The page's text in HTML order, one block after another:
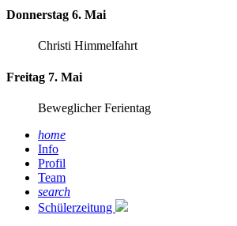
Donnerstag 6. Mai
Christi Himmelfahrt
Freitag 7. Mai
Beweglicher Ferientag
home
Info
Profil
Team
search
Schülerzeitung